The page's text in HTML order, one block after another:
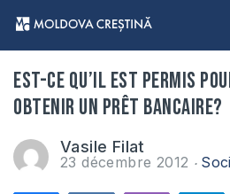
Est-ce qu’il est permis
obtenir un prêt bancaire?
Vasile Filat
23 décembre 2012